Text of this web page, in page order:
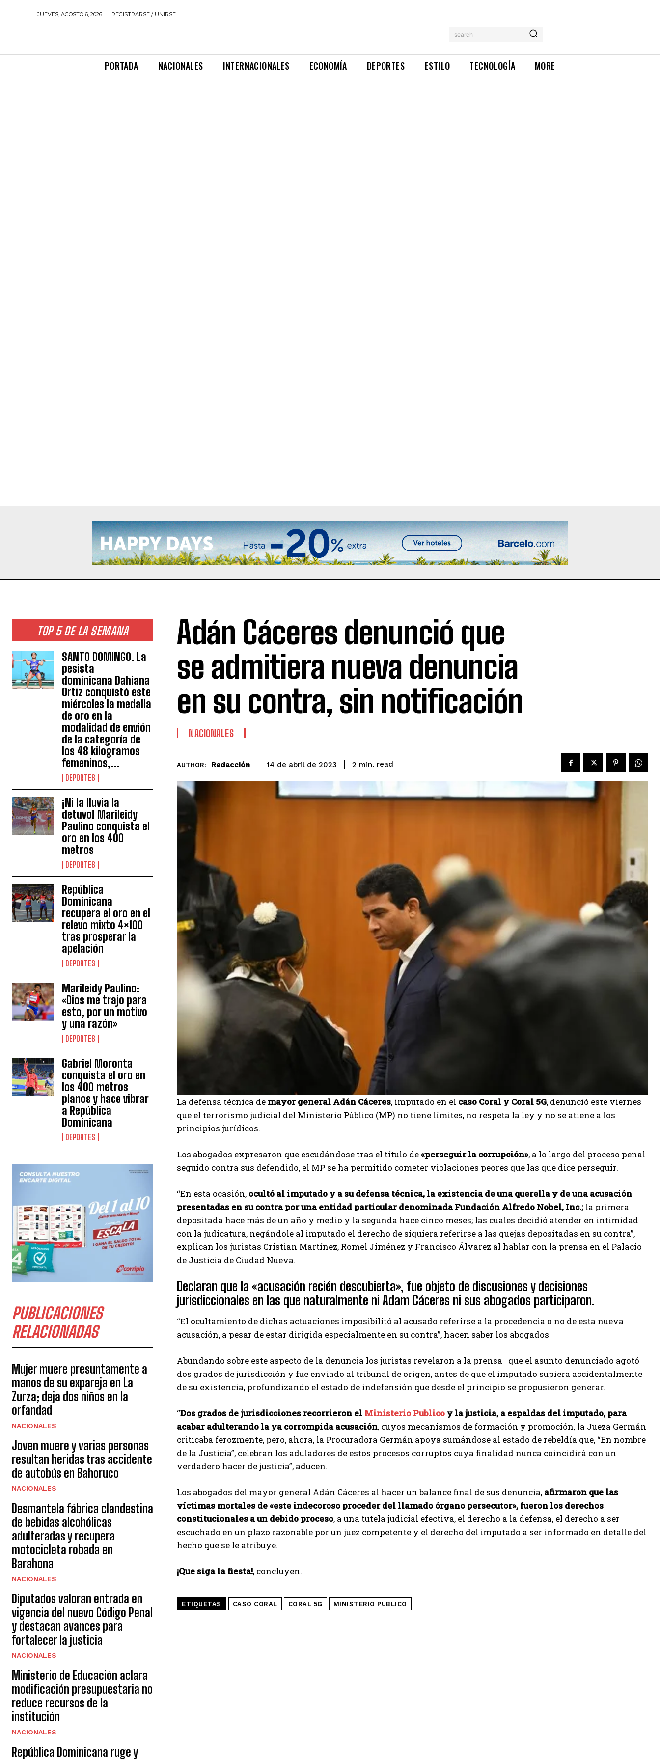
JUEVES, AGOSTO 6, 2026 REGISTRARSE / UNIRSE
search
PORTADA NACIONALES INTERNACIONALES ECONOMÍA DEPORTES ESTILO TECNOLOGÍA MORE
TOP 5 DE LA SEMANA
SANTO DOMINGO. La
pesista
dominicana Dahiana
Ortiz conquistó este
miércoles la medalla
de oro en la
modalidad de envión
de la categoría de
los 48 kilogramos
femeninos,...
DEPORTES
¡Ni la lluvia la
detuvo! Marileidy
Paulino conquista el
oro en los 400
metros
DEPORTES
República
Dominicana
recupera el oro en el
relevo mixto 4×100
tras prosperar la
apelación
DEPORTES
Marileidy Paulino:
«Dios me trajo para
esto, por un motivo
y una razón»
DEPORTES
Gabriel Moronta
conquista el oro en
los 400 metros
planos y hace vibrar
a República
Dominicana
DEPORTES
PUBLICACIONES
RELACIONADAS
Mujer muere presuntamente a
manos de su expareja en La
Zurza; deja dos niños en la
orfandad
NACIONALES
Joven muere y varias personas
resultan heridas tras accidente
de autobús en Bahoruco
NACIONALES
Desmantela fábrica clandestina
de bebidas alcohólicas
adulteradas y recupera
motocicleta robada en
Barahona
NACIONALES
Diputados valoran entrada en
vigencia del nuevo Código Penal
y destacan avances para
fortalecer la justicia
NACIONALES
Ministerio de Educación aclara
modificación presupuestaria no
reduce recursos de la
institución
NACIONALES
República Dominicana ruge y
Adán Cáceres denunció que
se admitiera nueva denuncia
en su contra, sin notificación
NACIONALES
AUTHOR: Redacción 14 de abril de 2023 2 min. read
La defensa técnica de mayor general Adán Cáceres, imputado en el caso Coral y Coral 5G, denunció este viernes
que el terrorismo judicial del Ministerio Público (MP) no tiene límites, no respeta la ley y no se atiene a los
principios jurídicos.
Los abogados expresaron que escudándose tras el título de«perseguir la corrupción», a lo largo del proceso penal
seguido contra sus defendido, el MP se ha permitido cometer violaciones peores que las que dice perseguir.
“En esta ocasión, ocultó al imputado y a su defensa técnica, la existencia de una querella y de una acusación
presentadas en su contra por una entidad particular denominada Fundación Alfredo Nobel, Inc.; la primera
depositada hace más de un año y medio y la segunda hace cinco meses; las cuales decidió atender en intimidad
con la judicatura, negándole al imputado el derecho de siquiera referirse a las quejas depositadas en su contra”,
explican los juristas Cristian Martínez, Romel Jiménez y Francisco Álvarez al hablar con la prensa en el Palacio
de Justicia de Ciudad Nueva.
Declaran que la «acusación recién descubierta», fue objeto de discusiones y decisiones
jurisdiccionales en las que naturalmente ni Adam Cáceres ni sus abogados participaron.
“El ocultamiento de dichas actuaciones imposibilitó al acusado referirse a la procedencia o no de esta nueva
acusación, a pesar de estar dirigida especialmente en su contra”, hacen saber los abogados.
Abundando sobre este aspecto de la denuncia los juristas revelaron a la prensa que el asunto denunciado agotó
dos grados de jurisdicción y fue enviado al tribunal de origen, antes de que el imputado supiera accidentalmente
de su existencia, profundizando el estado de indefensión que desde el principio se propusieron generar.
“Dos grados de jurisdicciones recorrieron el Ministerio Publico y la justicia, a espaldas del imputado, para
acabar adulterando la ya corrompida acusación, cuyos mecanismos de formación y promoción, la Jueza Germán
criticaba ferozmente, pero, ahora, la Procuradora Germán apoya sumándose al estado de rebeldía que, “En nombre
de la Justicia”, celebran los aduladores de estos procesos corruptos cuya finalidad nunca coincidirá con un
verdadero hacer de justicia”, aducen.
Los abogados del mayor general Adán Cáceres al hacer un balance final de sus denuncia, afirmaron que las
víctimas mortales de «este indecoroso proceder del llamado órgano persecutor», fueron los derechos
constitucionales a un debido proceso, a una tutela judicial efectiva, el derecho a la defensa, el derecho a ser
escuchado en un plazo razonable por un juez competente y el derecho del imputado a ser informado en detalle del
hecho que se le atribuye.
¡Que siga la fiesta!, concluyen.
ETIQUETAS CASO CORAL CORAL 5G MINISTERIO PUBLICO